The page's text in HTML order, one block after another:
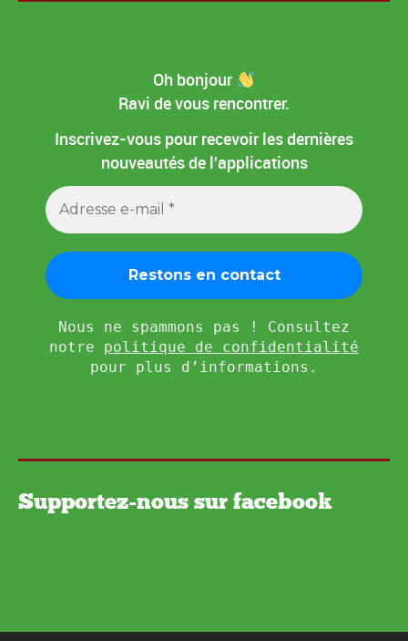
Oh bonjour
Ravi de vous rencontrer.
Inscrivez-vous pour recevoir les dernières
nouveautés de l'applications
Nous ne spammons pas ! Consultez
notre politique de confidentialité
pour plus d’informations.
Supportez-nous sur facebook